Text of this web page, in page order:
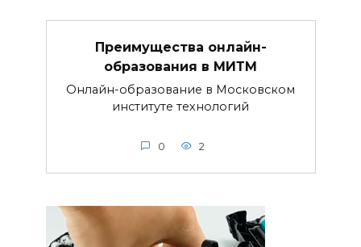
Преимущества онлайн-
образования в МИТМ
Онлайн-образование в Московском
институте технологий
0 2